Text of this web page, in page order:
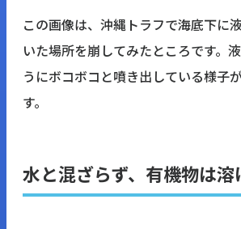
この画像は、沖縄トラフで海底下に
いた場所を崩してみたところです。
うにボコボコと噴き出している様子
す。
水と混ざらず、有機物は溶